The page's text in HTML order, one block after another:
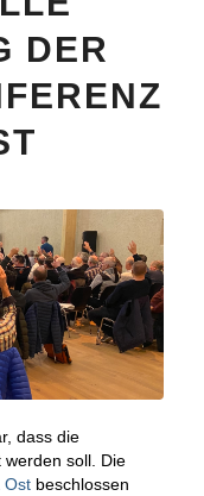
DER
dass die
soll. Die
Ostbeschlossen